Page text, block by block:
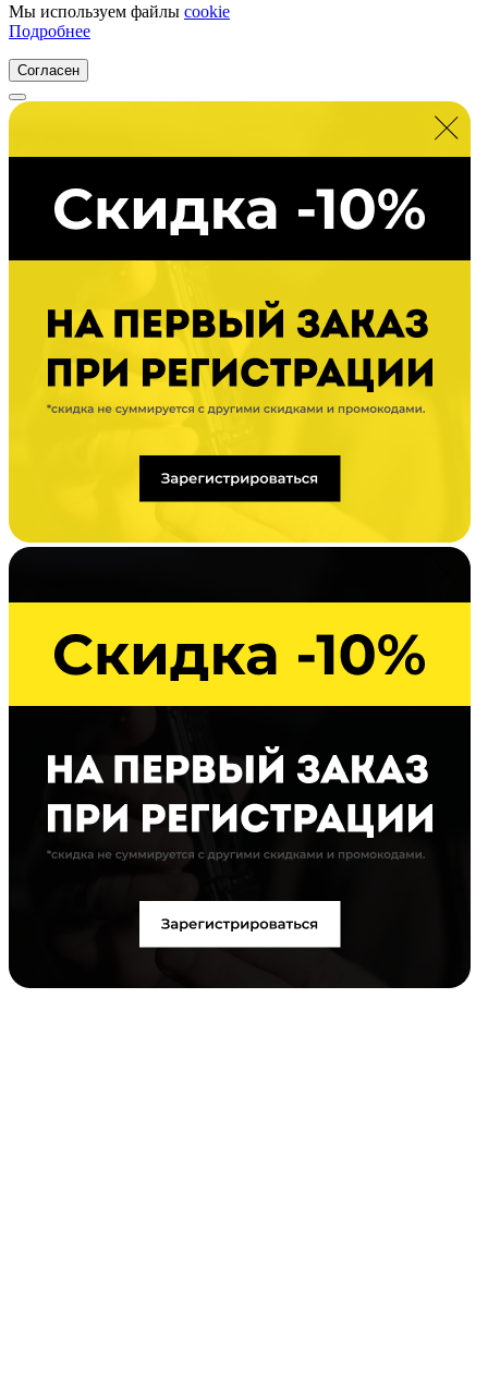
Мы используем файлы cookie
Подробнее
Согласен